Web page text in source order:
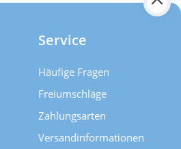
Service
Häufige Fragen
Freiumschläge
Zahlungsarten
Versand­informationen